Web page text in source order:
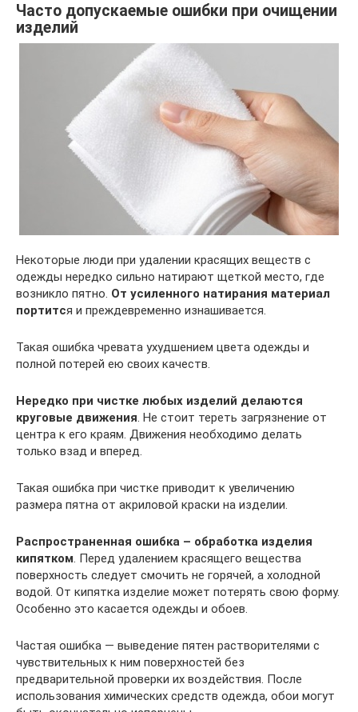
Часто допускаемые ошибки при очищении
изделий
Некоторые люди при удалении красящих веществ с
одежды нередко сильно натирают щеткой место, где
возникло пятно. От усиленного натирания материал
портится и преждевременно изнашивается.
Такая ошибка чревата ухудшением цвета одежды и
полной потерей ею своих качеств.
Нередко при чистке любых изделий делаются
круговые движения. Не стоит тереть загрязнение от
центра к его краям. Движения необходимо делать
только взад и вперед.
Такая ошибка при чистке приводит к увеличению
размера пятна от акриловой краски на изделии.
Распространенная ошибка – обработка изделия
кипятком. Перед удалением красящего вещества
поверхность следует смочить не горячей, а холодной
водой. От кипятка изделие может потерять свою форму.
Особенно это касается одежды и обоев.
Частая ошибка — выведение пятен растворителями с
чувствительных к ним поверхностей без
предварительной проверки их воздействия. После
использования химических средств одежда, обои могут